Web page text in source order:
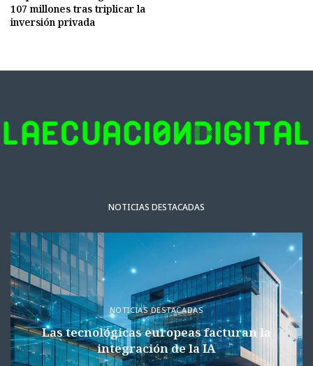
107 millones tras triplicar la
inversión privada
NOTICIAS DESTACADAS
NOTICIAS DESTACADAS
Las tecnológicas europeas facturan la
integración de la IA